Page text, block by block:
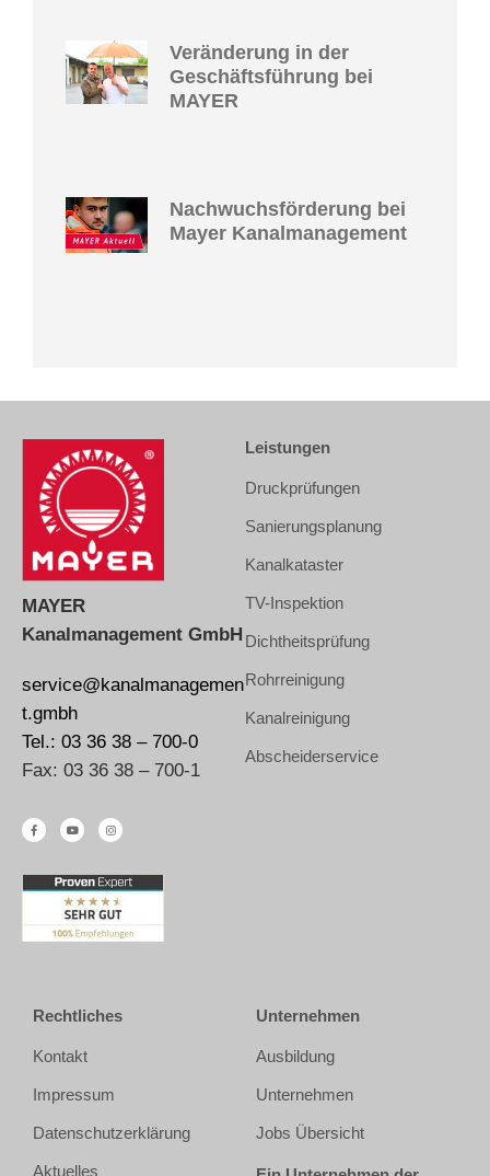
Veränderung in der
Geschäftsführung bei
MAYER
Nachwuchsförderung bei
Mayer Kanalmanagement
MAYER
Kanalmanagement GmbH
service@kanalmanagemen
t.gmbh
Tel.: 03 36 38 – 700-0
Fax: 03 36 38 – 700-1
Leistungen
Druckprüfungen
Sanierungsplanung
Kanalkataster
TV-Inspektion
Dichtheitsprüfung
Rohrreinigung
Kanalreinigung
Abscheiderservice
Rechtliches
Kontakt
Impressum
Datenschutzerklärung
Aktuelles
Unternehmen
Ausbildung
Unternehmen
Jobs Übersicht